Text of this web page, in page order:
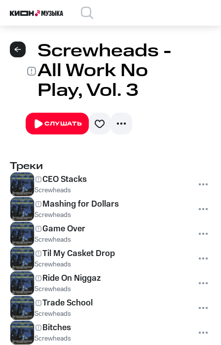
Screwheads -
All Work No
Play, Vol. 3
СЛУШАТЬ
Треки
CEO Stacks
Screwheads
Mashing for Dollars
Screwheads
Game Over
Screwheads
Til My Casket Drop
Screwheads
Ride On Niggaz
Screwheads
Trade School
Screwheads
Bitches
Screwheads